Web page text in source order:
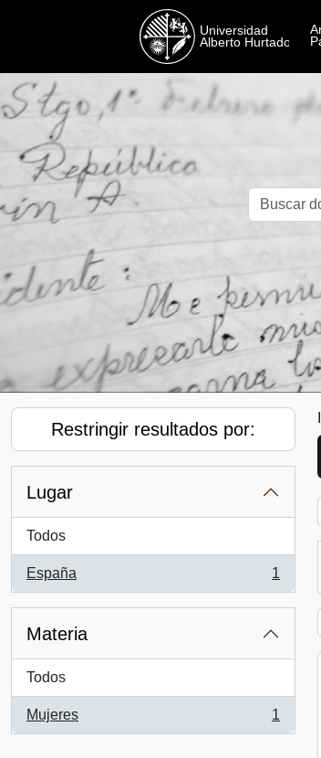
Restringir resultados por:
Lugar
Todos
España
, 1 resultados
1
Materia
Todos
Mujeres
, 1 resultados
1